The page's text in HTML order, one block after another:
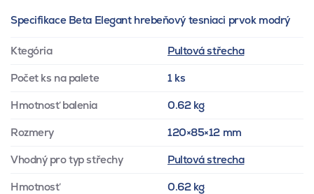
Specifikace Beta Elegant hrebeňový tesniaci prvok modrý
Ktegória Pultová střecha
Počet ks na palete 1 ks
Hmotnosť balenia 0.62 kg
Rozmery 120×85×12 mm
Vhodný pro typ střechy Pultová strecha
Hmotnosť 0.62 kg